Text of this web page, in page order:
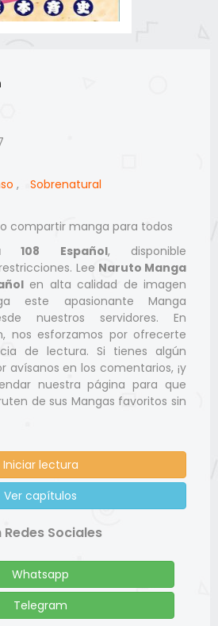
,
Sobrenatural
compartir manga para todos
108 Español, disponible
Lee Naruto Manga
en alta calidad de imagen
este apasionante Manga
nuestros servidores. En
nos esforzamos por ofrecerte
de lectura. Si tienes algún
avísanos en los comentarios, ¡y
nuestra página para que
de sus Mangas favoritos sin
Iniciar lectura
Ver capítulos
Sociales
Whatsapp
Telegram